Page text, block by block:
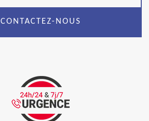
CONTACTEZ-NOUS